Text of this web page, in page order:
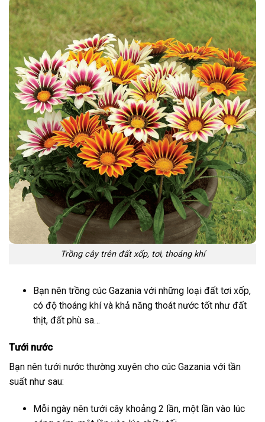
Trồng cây trên đất xốp, tơi, thoáng khí
Bạn nên trồng cúc Gazania với những loại đất tơi xốp,
có độ thoáng khí và khả năng thoát nước tốt như đất
thịt, đất phù sa…
Tưới nước
Bạn nên tưới nước thường xuyên cho cúc Gazania với tần
suất như sau:
Mỗi ngày nên tưới cây khoảng 2 lần, một lần vào lúc